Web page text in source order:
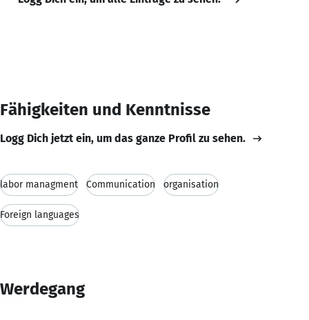
Fähigkeiten und Kenntnisse
Logg Dich jetzt ein, um das ganze Profil zu sehen.
labor managment Communication organisation
Foreign languages
Werdegang